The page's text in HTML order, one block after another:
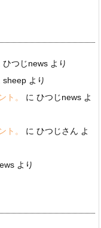
ひつじnews より
sheep より
ト。
に ひつじnews よ
ト。
に ひつじさん よ
より